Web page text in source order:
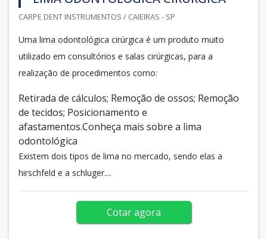
CARPE DENT INSTRUMENTOS / CAIEIRAS - SP
Uma lima odontológica cirúrgica é um produto muito
utilizado em consultórios e salas cirúrgicas, para a
realização de procedimentos como:
Retirada de cálculos; Remoção de ossos; Remoção
de tecidos; Posicionamento e
afastamentos.Conheça mais sobre a lima
odontológica
Existem dois tipos de lima no mercado, sendo elas a
hirschfeld e a schluger....
Cotar agora